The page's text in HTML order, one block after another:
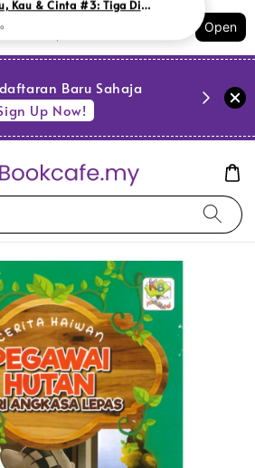
Track Your Order
Shops
Open
Baru Sahaja
Up Now!